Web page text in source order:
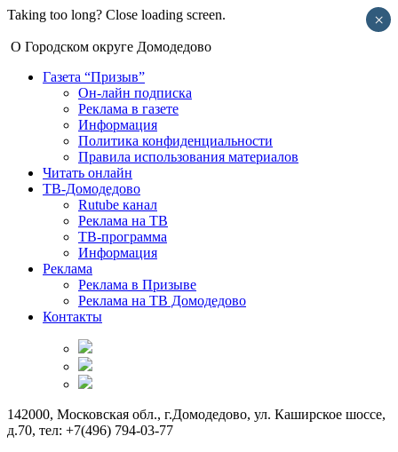
Taking too long? Close loading screen.
О Городском округе Домодедово
Газета “Призыв”
Он-лайн подписка
Реклама в газете
Информация
Политика конфиденциальности
Правила использования материалов
Читать онлайн
ТВ-Домодедово
Rutube канал
Реклама на ТВ
ТВ-программа
Информация
Реклама
Реклама в Призыве
Реклама на ТВ Домодедово
Контакты
142000, Московская обл., г.Домодедово, ул. Каширское шоссе,
д.70, тел: +7(496) 794-03-77
×